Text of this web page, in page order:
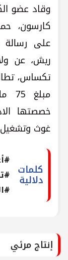
وقاد عضو
كارسون،
على
ريش، عن
تكساس،
خصصتها
غوث وتشغيل
كلمات
دلالية
إنتاج مرئي